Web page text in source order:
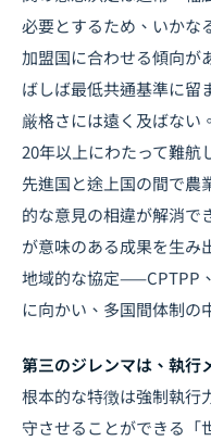
必要とするため、いかな
加盟国に合わせる傾向
ばしば最低共通基準に留
厳格さには遠く及ばない
20年以上にわたって難航
先進国と途上国の間で農
的な意見の相違が解消で
が意味のある成果を生み
地域的な協定——CPTPP
に向かい、多国間体制の
第三のジレンマは、執行
根本的な特徴は強制執
守させることができる